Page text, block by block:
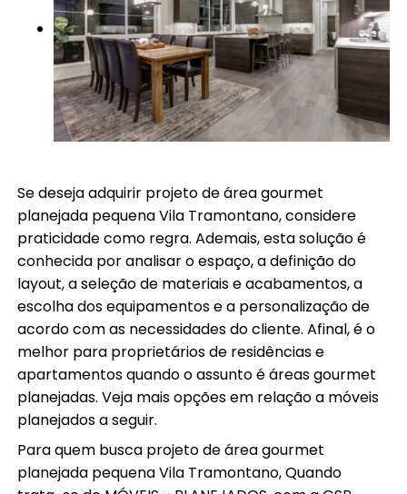
Se deseja adquirir projeto de área gourmet
planejada pequena Vila Tramontano, considere
praticidade como regra. Ademais, esta solução é
conhecida por analisar o espaço, a definição do
layout, a seleção de materiais e acabamentos, a
escolha dos equipamentos e a personalização de
acordo com as necessidades do cliente. Afinal, é o
melhor para proprietários de residências e
apartamentos quando o assunto é áreas gourmet
planejadas. Veja mais opções em relação a móveis
planejados a seguir.
Para quem busca projeto de área gourmet
planejada pequena Vila Tramontano, Quando